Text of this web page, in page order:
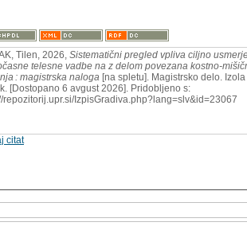
Tilen, 2026, Sistematični pregled vpliva ciljno
telesne vadbe na z delom povezana kostno-
: magistrska naloga [na spletu]. Magistrsko delo. Izola
[Dostopano 6 avgust 2026]. Pridobljeno s:
repozitorij.upr.si/IzpisGradiva.php?lang=slv&id=23067
citat